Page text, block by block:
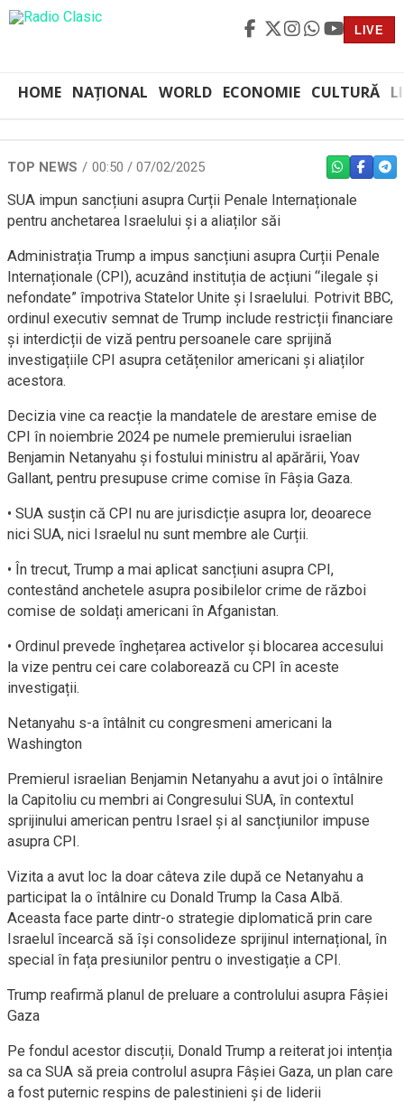
LIVE
HOME NAȚIONAL WORLD ECONOMIE CULTURĂ
TOP NEWS 00:50 / 07/02/2025 WHATSAPP
SUA impun sancțiuni asupra Curții Penale Internaționale
pentru anchetarea Israelului și a aliaților săi
Administrația Trump a impus sancțiuni asupra Curții Penale
Internaționale (CPI), acuzând instituția de acțiuni “ilegale și
nefondate” împotriva Statelor Unite și Israelului. Potrivit BBC,
ordinul executiv semnat de Trump include restricții financiare
și interdicții de viză pentru persoanele care sprijină
investigațiile CPI asupra cetățenilor americani și aliaților
acestora.
Decizia vine ca reacție la mandatele de arestare emise de
CPI în noiembrie 2024 pe numele premierului israelian
Benjamin Netanyahu și fostului ministru al apărării, Yoav
Gallant, pentru presupuse crime comise în Fâșia Gaza.
• SUA susțin că CPI nu are jurisdicție asupra lor, deoarece
nici SUA, nici Israelul nu sunt membre ale Curții.
• În trecut, Trump a mai aplicat sancțiuni asupra CPI,
contestând anchetele asupra posibilelor crime de război
comise de soldați americani în Afganistan.
• Ordinul prevede înghețarea activelor și blocarea accesului
la vize pentru cei care colaborează cu CPI în aceste
investigații.
Netanyahu s-a întâlnit cu congresmeni americani la
Washington
Premierul israelian Benjamin Netanyahu a avut joi o întâlnire
la Capitoliu cu membri ai Congresului SUA, în contextul
sprijinului american pentru Israel și al sancțiunilor impuse
asupra CPI.
Vizita a avut loc la doar câteva zile după ce Netanyahu a
participat la o întâlnire cu Donald Trump la Casa Albă.
Aceasta face parte dintr-o strategie diplomatică prin care
Israelul încearcă să își consolideze sprijinul internațional, în
special în fața presiunilor pentru o investigație a CPI.
Trump reafirmă planul de preluare a controlului asupra Fâșiei
Gaza
Pe fondul acestor discuții, Donald Trump a reiterat joi intenția
sa ca SUA să preia controlul asupra Fâșiei Gaza, un plan care
a fost puternic respins de palestinieni și de liderii